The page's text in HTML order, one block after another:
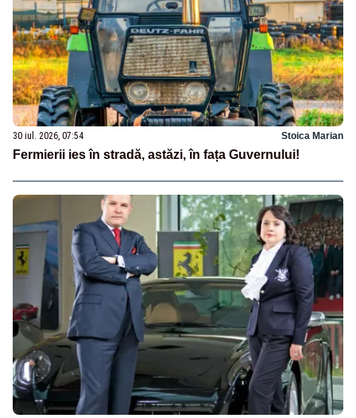
30 iul. 2026, 07:54 Stoica Marian
Fermierii ies în stradă, astăzi, în fața Guvernului!